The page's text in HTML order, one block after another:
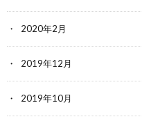
2020年2月
2019年12月
2019年10月